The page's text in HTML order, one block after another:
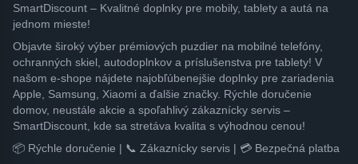
SmartDiscount – Kvalitné doplnky pre mobily, tablety a autá na
jednom mieste!
Objavte široký výber prémiových puzdier na mobilné telefóny,
ochranných skiel, autodoplnkov a príslušenstva pre tablety! V
našom e-shope nájdete najobľúbenejšie doplnky pre zariadenia
Apple, Samsung, Xiaomi a ďalšie značky. Rýchle doručenie
domov, neustále akcie a spoľahlivý zákaznícky servis –
SmartDiscount, kde sa stretáva kvalita s výhodnou cenou!
📦 Rýchle doručenie | 📞 Zákaznícky servis | 💳 Bezpečná platba